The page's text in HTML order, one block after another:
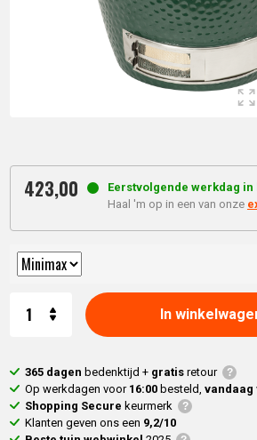
423,00
Eerstvolgende werkdag in
Haal 'm op in een van onze
In
365 dagen bedenktijd + gratisretour
Op werkdagen voor 16:00 besteld,vandaag
Shopping Secure keurmerk
Klanten geven ons een 9,2/10